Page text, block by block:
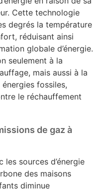
Cette technologie
degrés la température
réduisant ainsi
globale d’énergie.
seulement à la
mais aussi à la
fossiles,
le réchauffement
de gaz à
sources d’énergie
des maisons
diminue